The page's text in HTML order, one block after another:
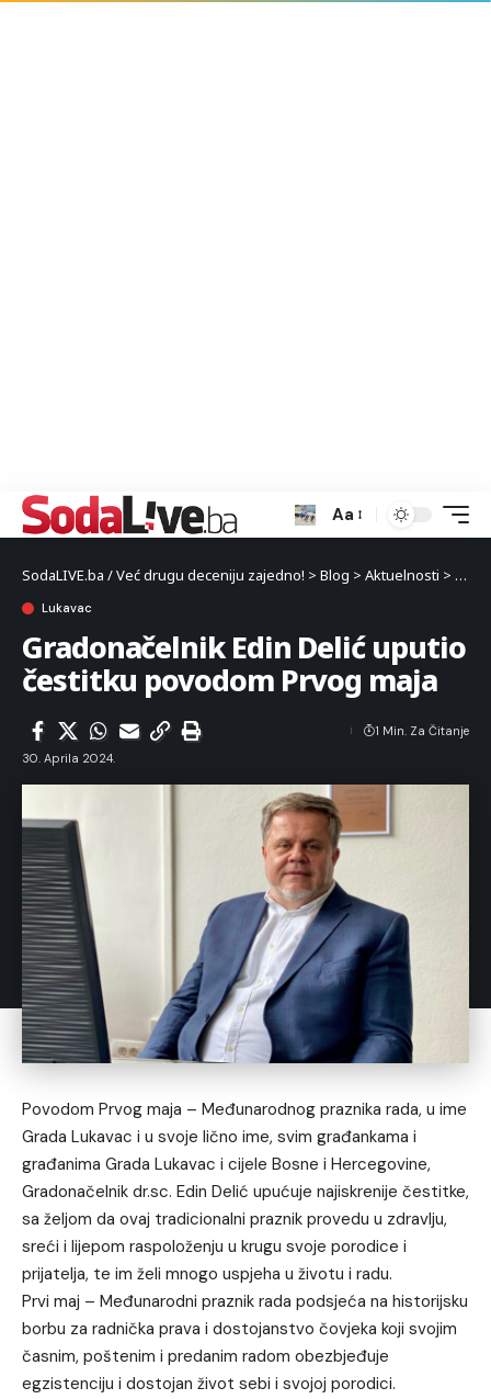
Aa
SodaLIVE.ba / Već drugu deceniju zajedno! > Blog > Aktuelnosti >
Lukavac
Gradonačelnik Edin Delić uputio
čestitku povodom Prvog maja
30. Aprila 2024.
1 Min. Za Čitanje
Povodom Prvog maja – Međunarodnog praznika rada, u ime
Grada Lukavac i u svoje lično ime, svim građankama i
građanima Grada Lukavac i cijele Bosne i Hercegovine,
Gradonačelnik dr.sc. Edin Delić upućuje najiskrenije čestitke,
sa željom da ovaj tradicionalni praznik provedu u zdravlju,
sreći i lijepom raspoloženju u krugu svoje porodice i
prijatelja, te im želi mnogo uspjeha u životu i radu.
Prvi maj – Međunarodni praznik rada podsjeća na historijsku
borbu za radnička prava i dostojanstvo čovjeka koji svojim
časnim, poštenim i predanim radom obezbjeđuje
egzistenciju i dostojan život sebi i svojoj porodici.